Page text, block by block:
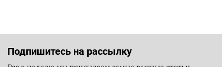
Подпишитесь на рассылку